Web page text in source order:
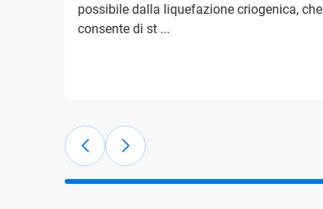
possibile dalla liquefazione criogenica, che
consente di st ...